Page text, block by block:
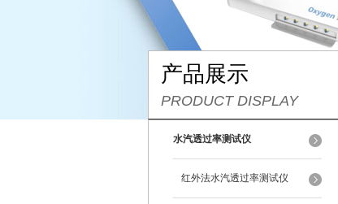
产品展示
PRODUCT DISPLAY
水汽透过率测试仪
红外法水汽透过率测试仪